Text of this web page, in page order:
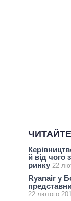
й від чого
ринку 22
Ryanair у
22 лютого